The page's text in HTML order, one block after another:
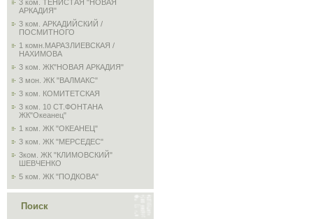
3 ком. ТЕНИСТАЯ "НОВАЯ
АРКАДИЯ"
3 ком. АРКАДИЙСКИЙ /
ПОСМИТНОГО
1 комн.МАРАЗЛИЕВСКАЯ /
НАХИМОВА
3 ком. ЖК"НОВАЯ АРКАДИЯ"
3 мон. ЖК "ВАЛМАКС"
3 ком. КОМИТЕТСКАЯ
3 ком. 10 СТ.ФОНТАНА
ЖК"Океанец"
1 ком. ЖК "ОКЕАНЕЦ"
3 ком. ЖК "МЕРСЕДЕС"
3ком. ЖК "КЛИМОВСКИЙ"
ШЕВЧЕНКО
5 ком. ЖК "ПОДКОВА"
Поиск